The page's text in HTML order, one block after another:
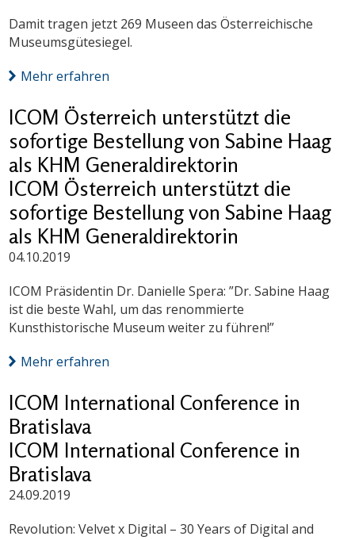
Damit tragen jetzt 269 Museen das Österreichische
Museumsgütesiegel.
Mehr erfahren
ICOM Österreich unterstützt die
sofortige Bestellung von Sabine Haag
als KHM Generaldirektorin
ICOM Österreich unterstützt die
sofortige Bestellung von Sabine Haag
als KHM Generaldirektorin
04.10.2019
ICOM Präsidentin Dr. Danielle Spera: ”Dr. Sabine Haag
ist die beste Wahl, um das renommierte
Kunsthistorische Museum weiter zu führen!”
Mehr erfahren
ICOM International Conference in
Bratislava
ICOM International Conference in
Bratislava
24.09.2019
Revolution: Velvet x Digital – 30 Years of Digital and